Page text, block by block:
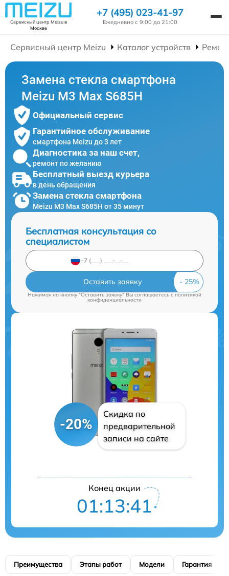
Сервисный центр Meizuв
Москве
+7 (495) 023-41-97
Ежедневно с 9:00 до 21:00
Сервисный центр Meizu Каталог устройств
Замена стекла смартфона
Meizu M3 Max S685H
Официальный сервис
Гарантийное обслуживание
смартфона Meizu до 3 лет
Диагностика за наш счет,
ремонт по желанию
Бесплатный выезд курьера
в день обращения
Замена стекла смартфона
Meizu M3 Max S685H от 35 минут
Бесплатная консультация со
специалистом
Оставить заявку
Нажимая на кнопку "Оставить заявку" Вы соглашаетесь cполитикой
конфиденциальности
-20%
Скидка по
предварительной
записи на сайте
Конец акции
01:13:40
Преимущества Этапы работ Модели Гарантия